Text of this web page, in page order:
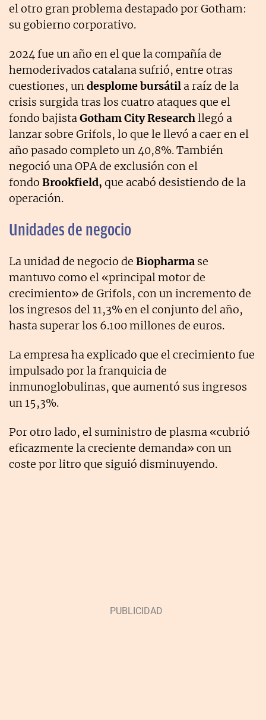
el otro gran problema destapado por Gotham:
su gobierno corporativo.
2024 fue un año en el que la compañía de
hemoderivados catalana sufrió, entre otras
cuestiones, undesplome bursátil a raíz de la
crisis surgida tras los cuatro ataques que el
fondo bajistaGotham City Researchllegó a
lanzar sobre Grifols, lo que le llevó a caer en el
año pasado completo un 40,8%. También
negoció una OPA de exclusión con el
fondo Brookfield, que acabó desistiendo de la
operación.
Unidades de negocio
La unidad de negocio de Biopharma se
mantuvo como el «principal motor de
crecimiento» de Grifols, con un incremento de
los ingresos del 11,3% en el conjunto del año,
hasta superar los 6.100 millones de euros.
La empresa ha explicado que el crecimiento fue
impulsado por la franquicia de
inmunoglobulinas, que aumentó sus ingresos
un 15,3%.
Por otro lado, el suministro de plasma «cubrió
eficazmente la creciente demanda» con un
coste por litro que siguió disminuyendo.